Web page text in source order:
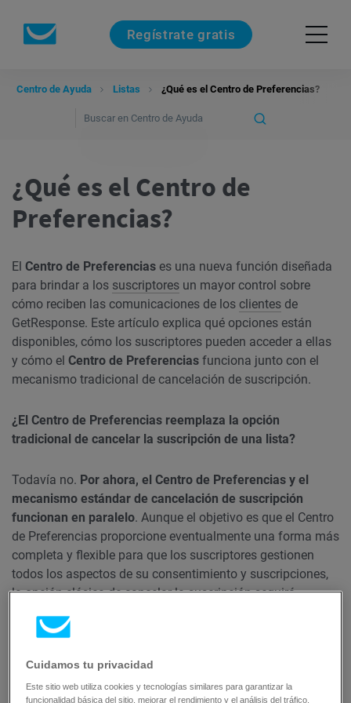
Regístrate gratis
Centro de Ayuda Listas ¿Qué es el Centro de Preferencias?
¿Qué es el Centro de
Preferencias?
El Centro de Preferencias es una nueva función diseñada
para brindar a los suscriptores un mayor control sobre
cómo reciben las comunicaciones de los clientes de
GetResponse. Este artículo explica qué opciones están
disponibles, cómo los suscriptores pueden acceder a ellas
y cómo el Centro de Preferencias funciona junto con el
mecanismo tradicional de cancelación de suscripción.
¿El Centro de Preferencias reemplaza la opción
tradicional de cancelar la suscripción de una lista?
Todavía no. Por ahora, el Centro de Preferencias y el
mecanismo estándar de cancelación de suscripción
funcionan en paralelo. Aunque el objetivo es que el Centro
de Preferencias proporcione eventualmente una forma más
completa y flexible para que los suscriptores gestionen
todos los aspectos de su consentimiento y suscripciones,
la opción clásica de cancelar la suscripción seguirá
en el nuevo Centro de Preferencias?
Cuidamos tu privacidad
Este sitio web utiliza cookies y tecnologías similares para garantizar la
funcionalidad básica del sitio, mejorar el rendimiento y el análisis del tráfico,